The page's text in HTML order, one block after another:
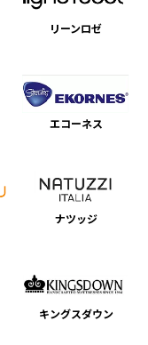
リーンロゼ
エコーネス
ナツッジ
キングスダウン